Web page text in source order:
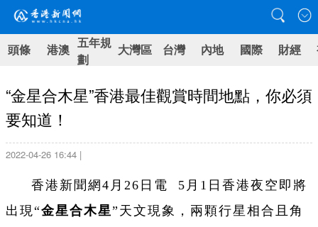
頭條 港澳 五年規
劃
大灣區 台灣 內地 國際 財經
“金星合木星”香港最佳觀賞時間地點，你必須
要知道！
2022-04-26 16:44 |
香港新聞網4月26日電 5月1日香港夜空即將
出現“金星合木星”天文現象，兩顆行星相合且角